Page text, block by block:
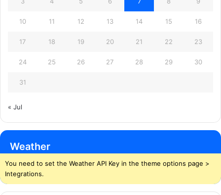
10 11 12 13 14 15 16
17 18 19 20 21 22 23
24 25 26 27 28 29 30
31
« Jul
Weather
You need to set the Weather API Key in the theme options page >
Integrations.